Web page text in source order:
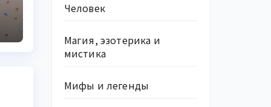
Человек
Магия, эзотерика и
мистика
Мифы и легенды